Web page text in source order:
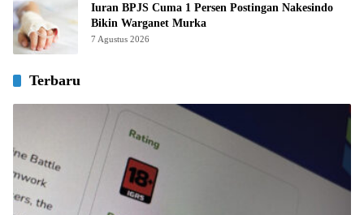
Iuran BPJS Cuma 1 Persen Postingan Nakesindo
Bikin Warganet Murka
7 Agustus 2026
Terbaru